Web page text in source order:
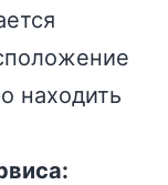
находить